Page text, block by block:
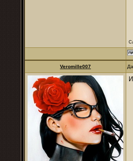
Veromille007